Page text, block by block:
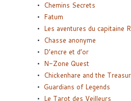
Chemins Secrets
Fatum
Les aventures du capitaine
Chasse anonyme
D’encre et d’or
N-Zone Quest
Chickenhare and the
Guardians of Legends
Le Tarot des Veilleurs